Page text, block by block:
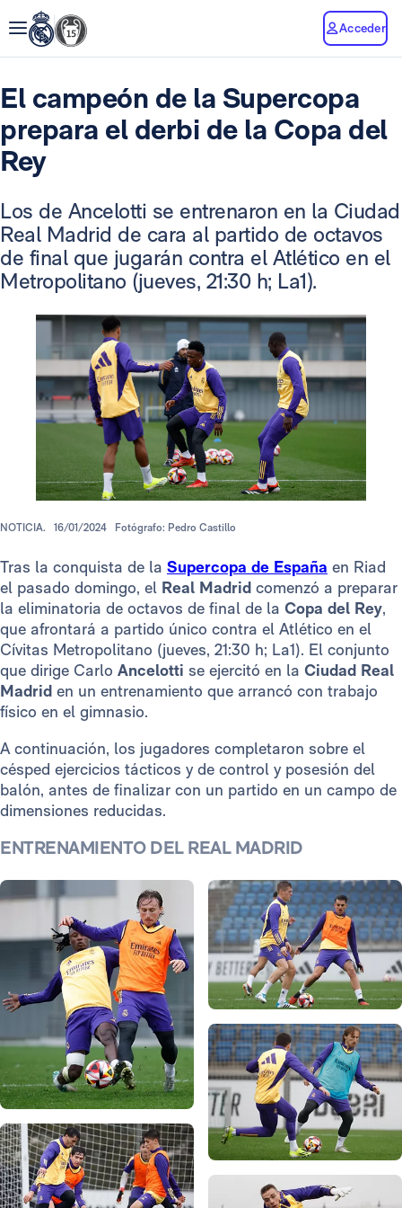
Acceder
El campeón de la Supercopa
prepara el derbi de la Copa del
Rey
Los de Ancelotti se entrenaron en la Ciudad
Real Madrid de cara al partido de octavos
de final que jugarán contra el Atlético en el
Metropolitano (jueves, 21:30 h; La1).
NOTICIA. 16/01/2024 Fotógrafo: Pedro Castillo
Tras la conquista de la Supercopa de España en Riad
el pasado domingo, el Real Madrid comenzó a preparar
la eliminatoria de octavos de final de la Copa del Rey,
que afrontará a partido único contra el Atlético en el
Cívitas Metropolitano (jueves, 21:30 h; La1). El conjunto
que dirige Carlo Ancelotti se ejercitó en la Ciudad Real
Madrid en un entrenamiento que arrancó con trabajo
físico en el gimnasio.
A continuación, los jugadores completaron sobre el
césped ejercicios tácticos y de control y posesión del
balón, antes de finalizar con un partido en un campo de
dimensiones reducidas.
ENTRENAMIENTO DEL REAL MADRID